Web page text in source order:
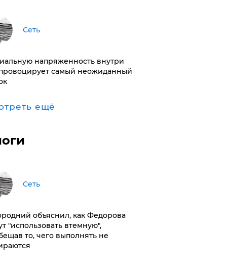
Сеть
напряженность внутри
самый неожиданный
ещё
Сеть
объяснил, как Федорова
"использовать втемную",
то, чего выполнять не